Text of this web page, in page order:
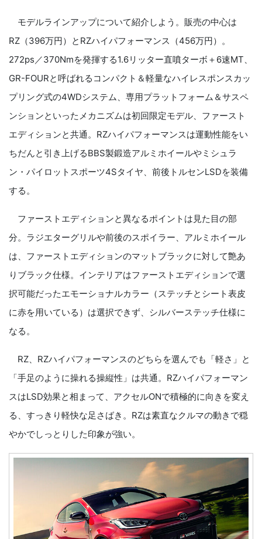
モデルラインアップについて紹介しよう。販売の中心は
RZ（396万円）とRZハイパフォーマンス（456万円）。
272ps／370Nmを発揮する1.6リッター直噴ターボ＋6速MT、
GR-FOURと呼ばれるコンパクト＆軽量なハイレスポンスカッ
プリング式の4WDシステム、専用プラットフォーム＆サスペ
ンションといったメカニズムは初回限定モデル、ファースト
エディションと共通。RZハイパフォーマンスは運動性能をい
ちだんと引き上げるBBS製鍛造アルミホイールやミシュラ
ン・パイロットスポーツ4Sタイヤ、前後トルセンLSDを装備
する。
ファーストエディションと異なるポイントは見た目の部
分。ラジエターグリルや前後のスポイラー、アルミホイール
は、ファーストエディションのマットブラックに対して艶あ
りブラック仕様。インテリアはファーストエディションで選
択可能だったエモーショナルカラー（ステッチとシート表皮
に赤を用いている）は選択できず、シルバーステッチ仕様に
なる。
RZ、RZハイパフォーマンスのどちらを選んでも「軽さ」と
「手足のように操れる操縦性」は共通。RZハイパフォーマン
スはLSD効果と相まって、アクセルONで積極的に向きを変え
る、すっきり軽快な足さばき。RZは素直なクルマの動きで穏
やかでしっとりした印象が強い。